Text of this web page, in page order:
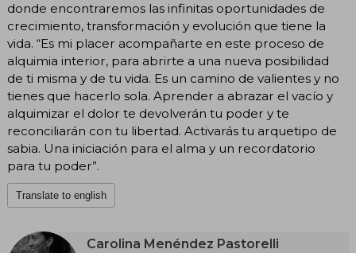
donde encontraremos las infinitas oportunidades de
crecimiento, transformación y evolución que tiene la
vida. “Es mi placer acompañarte en este proceso de
alquimia interior, para abrirte a una nueva posibilidad
de ti misma y de tu vida. Es un camino de valientes y no
tienes que hacerlo sola. Aprender a abrazar el vacío y
alquimizar el dolor te devolverán tu poder y te
reconciliarán con tu libertad. Activarás tu arquetipo de
sabia. Una iniciación para el alma y un recordatorio
para tu poder”.
Translate to english
Carolina Menéndez Pastorelli